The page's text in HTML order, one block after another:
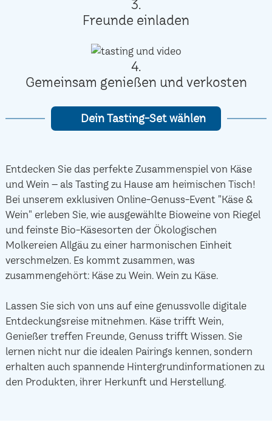
3.
Freunde einladen
4.
Gemeinsam genießen und verkosten
Dein Tasting-Set wählen
Entdecken Sie das perfekte Zusammenspiel von Käse
und Wein – als Tasting zu Hause am heimischen Tisch!
Bei unserem exklusiven Online-Genuss-Event "Käse &
Wein" erleben Sie, wie ausgewählte Bioweine von Riegel
und feinste Bio-Käsesorten der Ökologischen
Molkereien Allgäu zu einer harmonischen Einheit
verschmelzen. Es kommt zusammen, was
zusammengehört: Käse zu Wein. Wein zu Käse.
Lassen Sie sich von uns auf eine genussvolle digitale
Entdeckungsreise mitnehmen. Käse trifft Wein,
Genießer treffen Freunde, Genuss trifft Wissen. Sie
lernen nicht nur die idealen Pairings kennen, sondern
erhalten auch spannende Hintergrundinformationen zu
den Produkten, ihrer Herkunft und Herstellung.